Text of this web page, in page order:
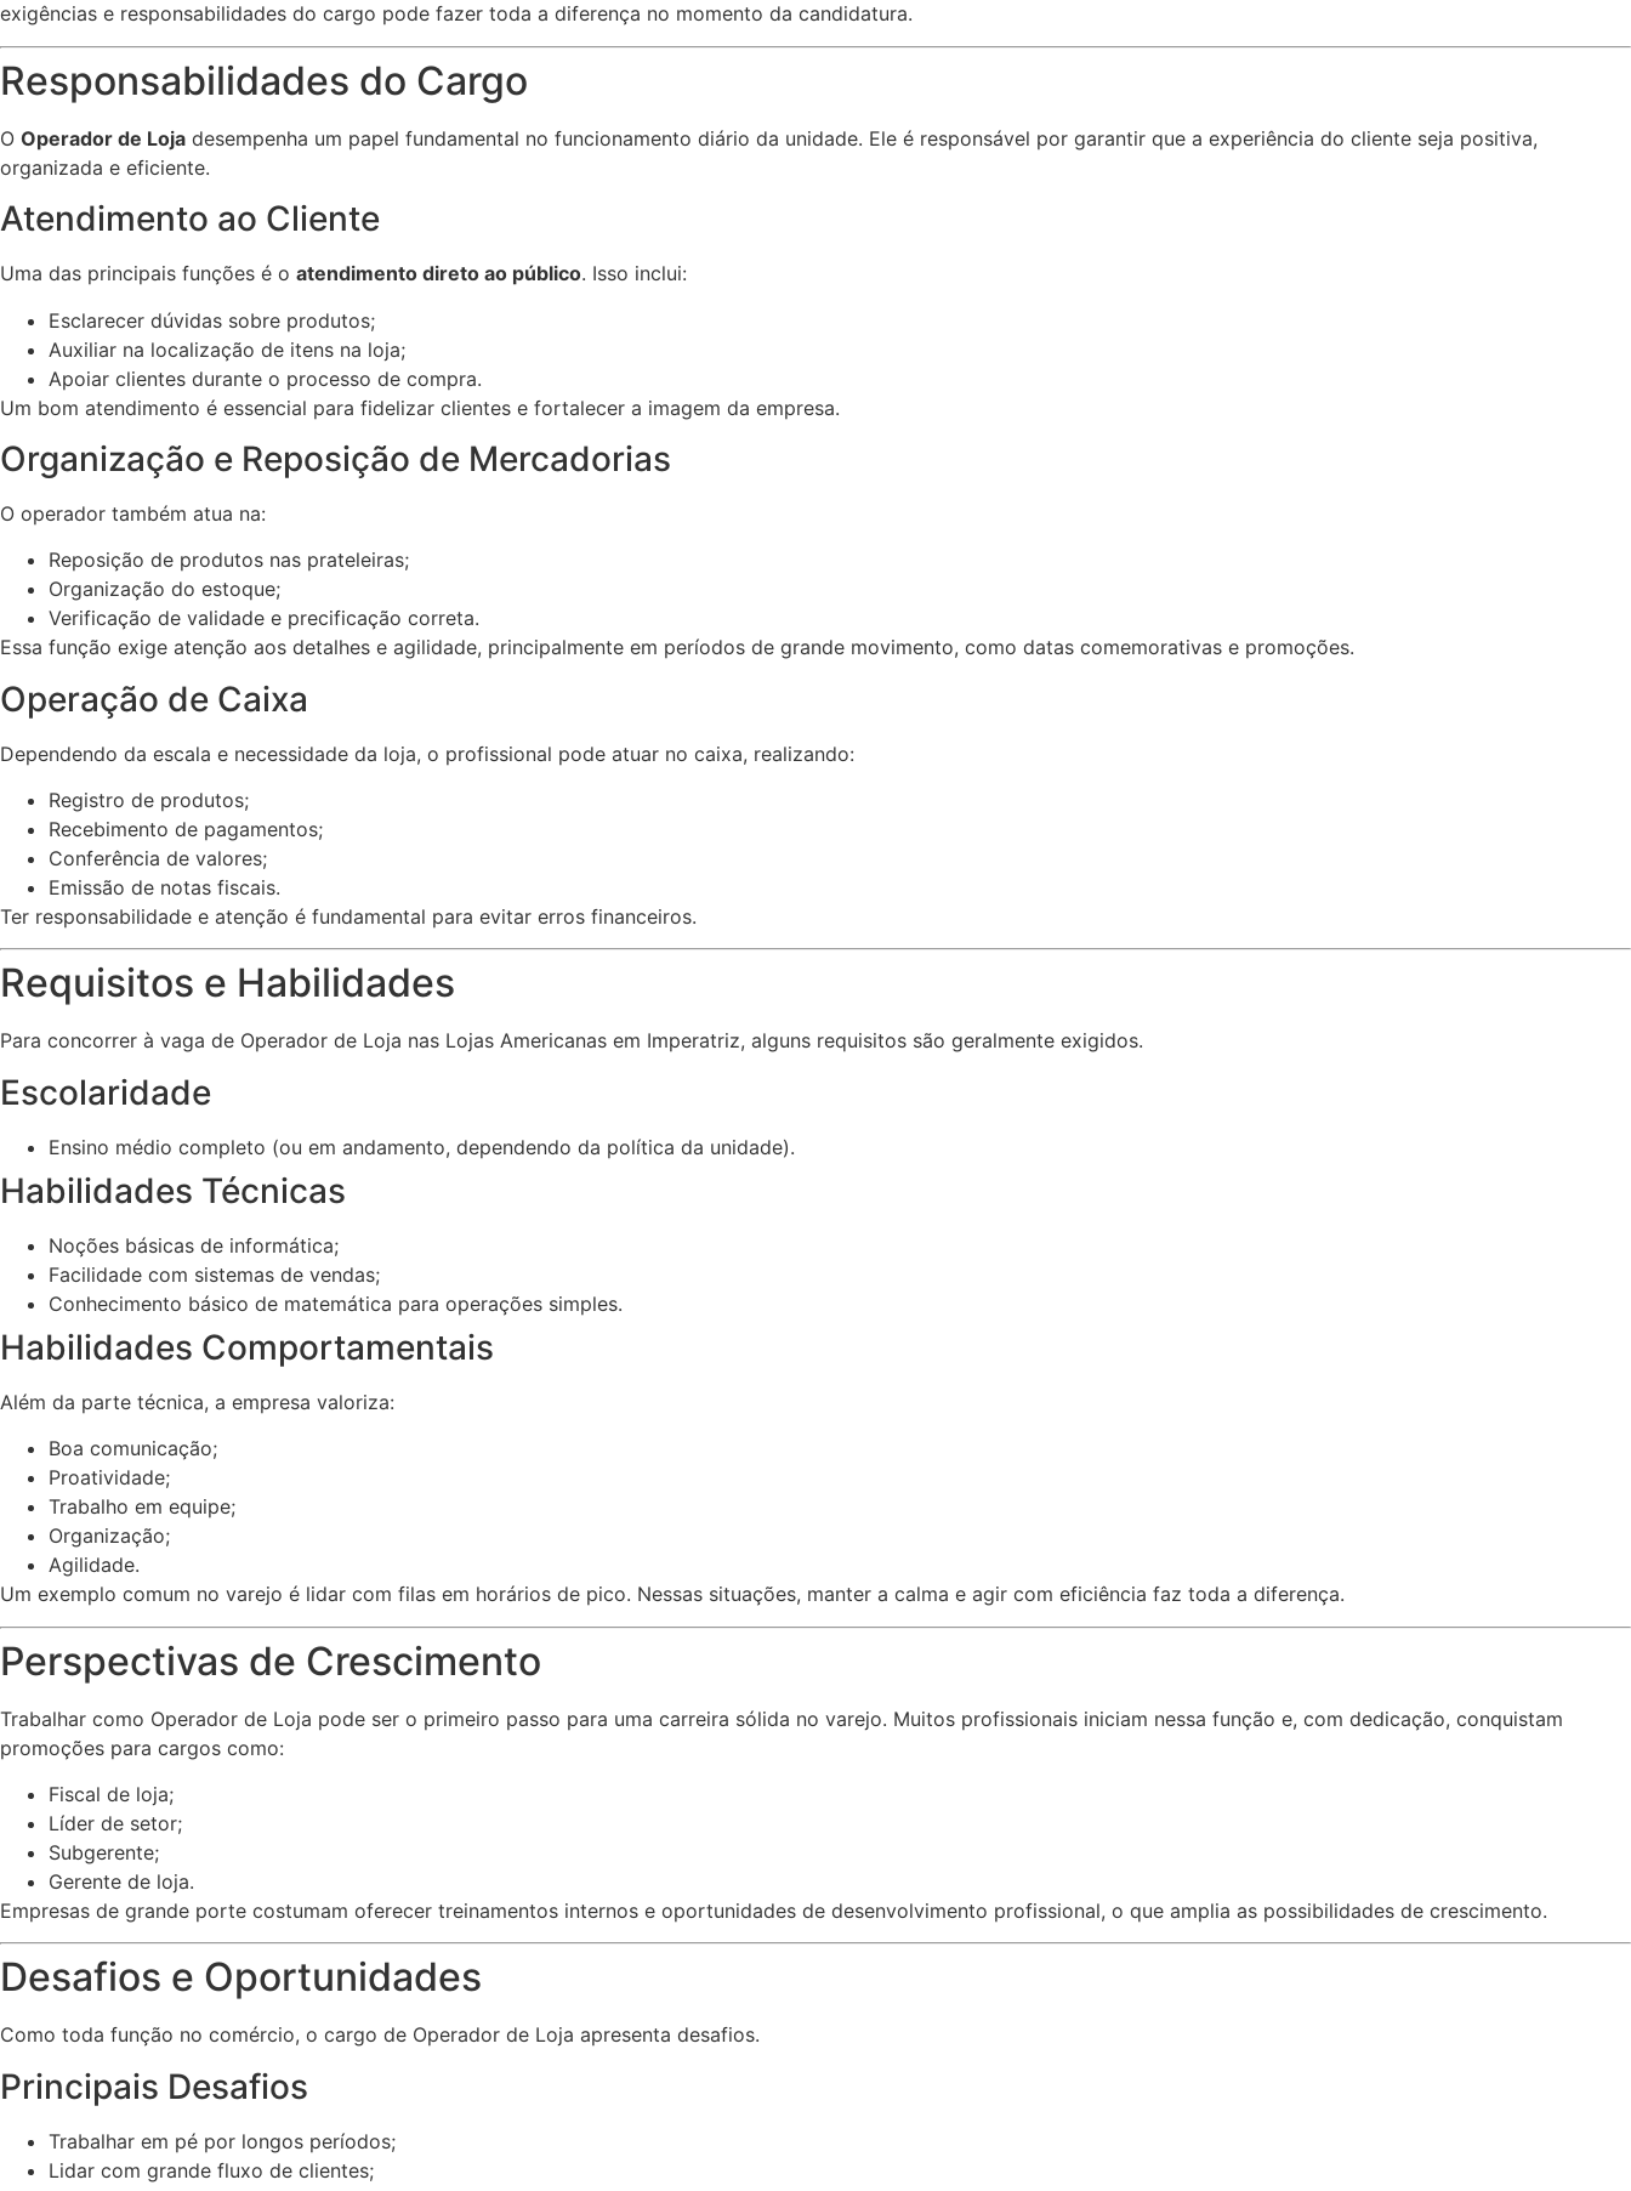
exigências e responsabilidades do cargo pode fazer toda a diferença no momento da candidatura.
Responsabilidades do Cargo
O Operador de Loja desempenha um papel fundamental no funcionamento diário da unidade. Ele é responsável por garantir que a experiência do cliente seja positiva,
organizada e eficiente.
Atendimento ao Cliente
Uma das principais funções é o atendimento direto ao público. Isso inclui:
Esclarecer dúvidas sobre produtos;
Auxiliar na localização de itens na loja;
Apoiar clientes durante o processo de compra.
Um bom atendimento é essencial para fidelizar clientes e fortalecer a imagem da empresa.
Organização e Reposição de Mercadorias
O operador também atua na:
Reposição de produtos nas prateleiras;
Organização do estoque;
Verificação de validade e precificação correta.
Essa função exige atenção aos detalhes e agilidade, principalmente em períodos de grande movimento, como datas comemorativas e promoções.
Operação de Caixa
Dependendo da escala e necessidade da loja, o profissional pode atuar no caixa, realizando:
Registro de produtos;
Recebimento de pagamentos;
Conferência de valores;
Emissão de notas fiscais.
Ter responsabilidade e atenção é fundamental para evitar erros financeiros.
Requisitos e Habilidades
Para concorrer à vaga de Operador de Loja nas Lojas Americanas em Imperatriz, alguns requisitos são geralmente exigidos.
Escolaridade
Ensino médio completo (ou em andamento, dependendo da política da unidade).
Habilidades Técnicas
Noções básicas de informática;
Facilidade com sistemas de vendas;
Conhecimento básico de matemática para operações simples.
Habilidades Comportamentais
Além da parte técnica, a empresa valoriza:
Boa comunicação;
Proatividade;
Trabalho em equipe;
Organização;
Agilidade.
Um exemplo comum no varejo é lidar com filas em horários de pico. Nessas situações, manter a calma e agir com eficiência faz toda a diferença.
Perspectivas de Crescimento
Trabalhar como Operador de Loja pode ser o primeiro passo para uma carreira sólida no varejo. Muitos profissionais iniciam nessa função e, com dedicação, conquistam
promoções para cargos como:
Fiscal de loja;
Líder de setor;
Subgerente;
Gerente de loja.
Empresas de grande porte costumam oferecer treinamentos internos e oportunidades de desenvolvimento profissional, o que amplia as possibilidades de crescimento.
Desafios e Oportunidades
Como toda função no comércio, o cargo de Operador de Loja apresenta desafios.
Principais Desafios
Trabalhar em pé por longos períodos;
Lidar com grande fluxo de clientes;